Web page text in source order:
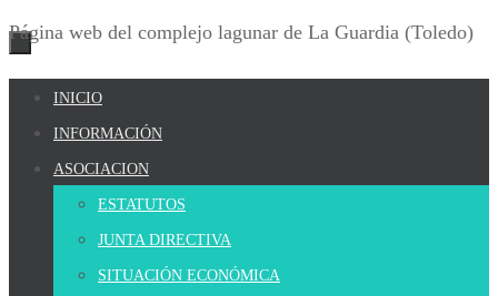
Página web del complejo lagunar de La Guardia (Toledo)
contenido
INICIO
INFORMACIÓN
ASOCIACION
ESTATUTOS
JUNTA DIRECTIVA
SITUACIÓN ECONÓMICA